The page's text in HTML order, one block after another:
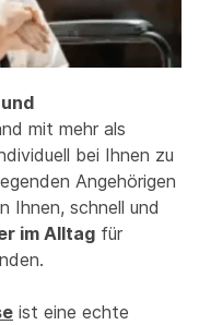
mit mehr als
bei Ihnen zu
Angehörigen
Ihnen, schnell und
im Alltag für
ist eine echte